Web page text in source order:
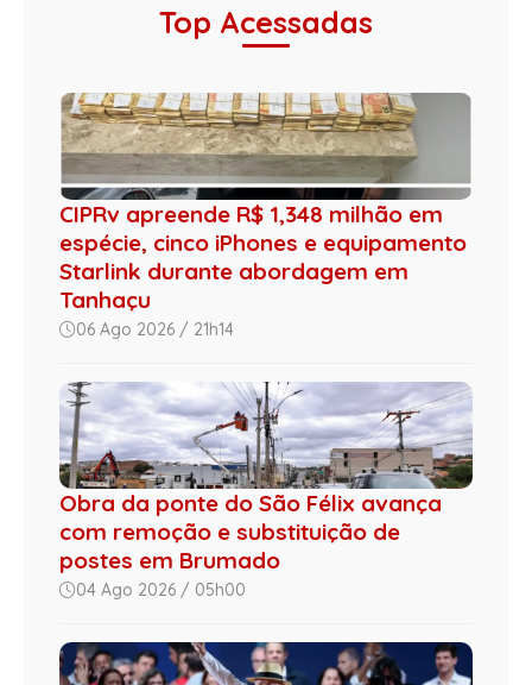
Top Acessadas
CIPRv apreende R$ 1,348 milhão em
espécie, cinco iPhones e equipamento
Starlink durante abordagem em
Tanhaçu
06 Ago 2026 / 21h14
Obra da ponte do São Félix avança
com remoção e substituição de
postes em Brumado
04 Ago 2026 / 05h00